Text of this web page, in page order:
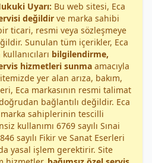
Uyarı: Bu web sitesi, Eca
değildirve marka sahibi
ticari, resmi veya sözleşmeye
Sunulan tüm içerikler, Eca
bilgilendirme,
hizmetleri sunma amacıyla
yer alan arıza, bakım,
Eca markasının resmi talimat
bağlantılı değildir. Eca
sahiplerinin tescilli
kullanımı 6769 sayılı Sınai
sayılı Fikir ve Sanat Eserleri
yasal işlem gerektirir. Site